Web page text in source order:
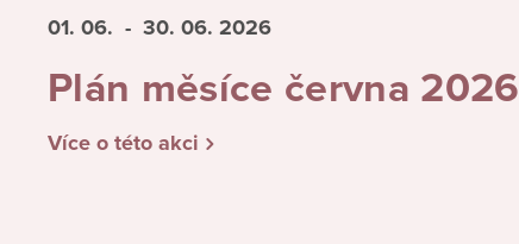
01. 06. - 30. 06. 2026
Plán měsíce června 2026
Více o této akci